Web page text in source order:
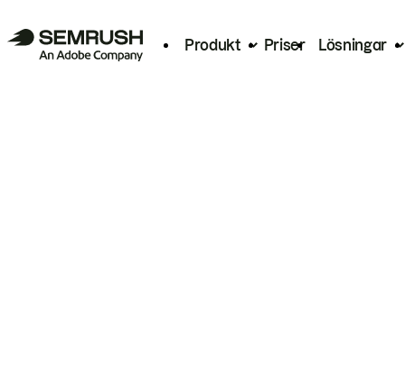
Produkt Priser Lösningar